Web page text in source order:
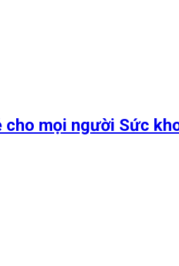
mọi người Sức